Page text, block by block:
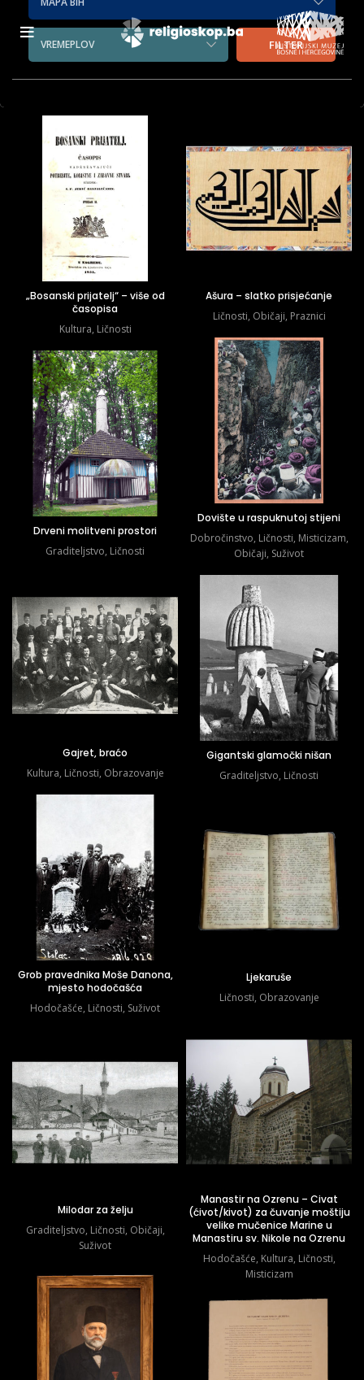
VREMEPLOV FILTER
„Bosanski prijatelj“ – više od
časopisa
Kultura, Ličnosti
Ašura – slatko prisjećanje
Ličnosti, Običaji, Praznici
Dovište u raspuknutoj stijeni
Dobročinstvo, Ličnosti, Misticizam,
Običaji, Suživot
Drveni molitveni prostori
Graditeljstvo, Ličnosti
Gajret, braćo
Kultura, Ličnosti, Obrazovanje
Gigantski glamočki nišan
Graditeljstvo, Ličnosti
Grob pravednika Moše Danona,
mjesto hodočašća
Hodočašće, Ličnosti, Suživot
Ljekaruše
Ličnosti, Obrazovanje
Manastir na Ozrenu – Civat
(ćivot/kivot) za čuvanje moštiju
velike mučenice Marine u
Manastiru sv. Nikole na Ozrenu
Hodočašće, Kultura, Ličnosti,
Misticizam
Milodar za želju
Graditeljstvo, Ličnosti, Običaji,
Suživot